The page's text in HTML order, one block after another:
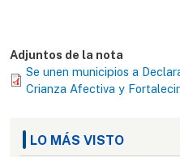
Adjuntos de la nota
Se unen municipios a
Crianza Afectiva y
LO MÁS VISTO